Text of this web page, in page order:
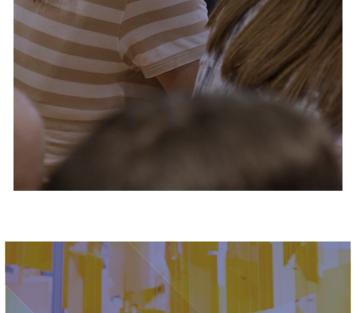
Servizi e accessibilità
Contatti
FAQ
Biglietti
Immagine